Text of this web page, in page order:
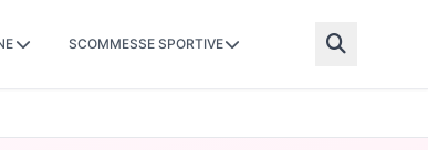
SCOMMESSE SPORTIVE